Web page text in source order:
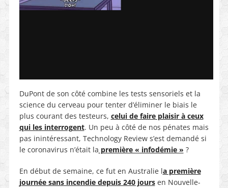
DuPont de son côté combine les tests sensoriels et la
science du cerveau pour tenter d’éliminer le biais le
plus courant des testeurs, celui de faire plaisir à ceux
qui les interrogent. Un peu à côté de nos pénates mais
pas inintéressant, Technology Review s’est demandé si
le coronavirus n’était la première « infodémie » ?
En début de semaine, ce fut en Australie la première
journée sans incendie depuis 240 joursen Nouvelle-